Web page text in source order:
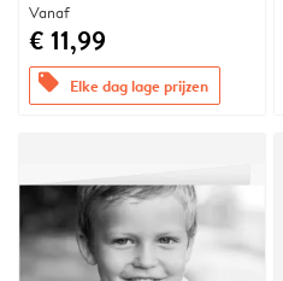
Vanaf
€ 11,99
offers Elke dag lage prijzen